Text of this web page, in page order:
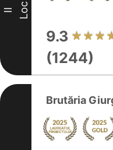
II Loc
9.3
(1244)
Brutăria